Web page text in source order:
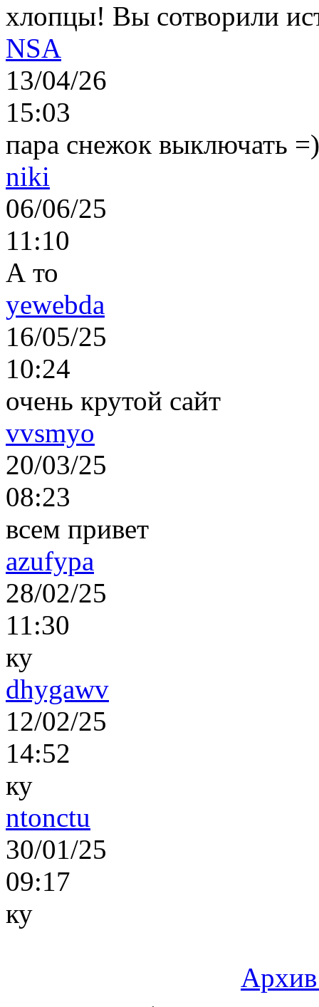
хлопцы! Вы сотворили
NSA
13/04/26
15:03
пара снежок выключать
niki
06/06/25
11:10
А то
yewebda
16/05/25
10:24
очень крутой сайт
vvsmyo
20/03/25
08:23
всем привет
azufypa
28/02/25
11:30
ку
dhygawv
12/02/25
14:52
ку
ntonctu
30/01/25
09:17
ку